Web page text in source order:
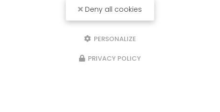
Deny all cookies
PERSONALIZE
PRIVACY POLICY